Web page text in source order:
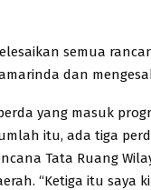
semua
dan
yang masuk
itu, ada tiga
Tata Ruang
“Ketiga itu saya